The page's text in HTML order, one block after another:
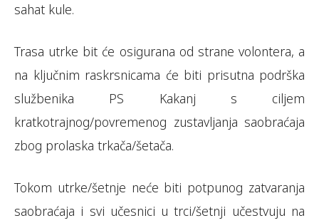
sahat kule.
Trasa utrke bit će osigurana od strane volontera, a
na ključnim raskrsnicama će biti prisutna podrška
službenika PS Kakanj s ciljem
kratkotrajnog/povremenog zustavljanja saobraćaja
zbog prolaska trkača/šetača.
Tokom utrke/šetnje neće biti potpunog zatvaranja
saobraćaja i svi učesnici u trci/šetnji učestvuju na